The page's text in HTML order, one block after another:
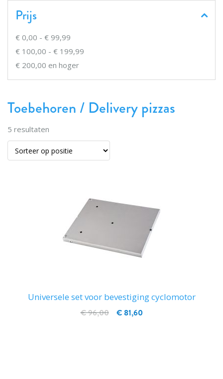
Toebehoren / Delivery pizzas
5 resultaten
Universele set voor bevestiging cyclomotor
€ 81,60
€ 96,00
Prijs
€ 0,00 - € 99,99
€ 100,00 - € 199,99
€ 200,00 en hoger